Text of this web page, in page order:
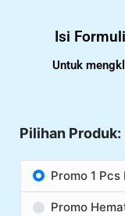
Isi
Untuk
Pilihan Produk:
Promo 1
Promo